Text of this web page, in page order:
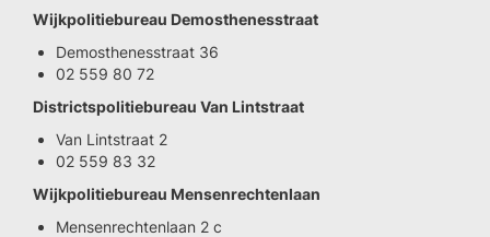
Wijkpolitiebureau Demosthenesstraat
Demosthenesstraat 36
02 559 80 72
Districtspolitiebureau Van Lintstraat
Van Lintstraat 2
02 559 83 32
Wijkpolitiebureau Mensenrechtenlaan
Mensenrechtenlaan 2 c